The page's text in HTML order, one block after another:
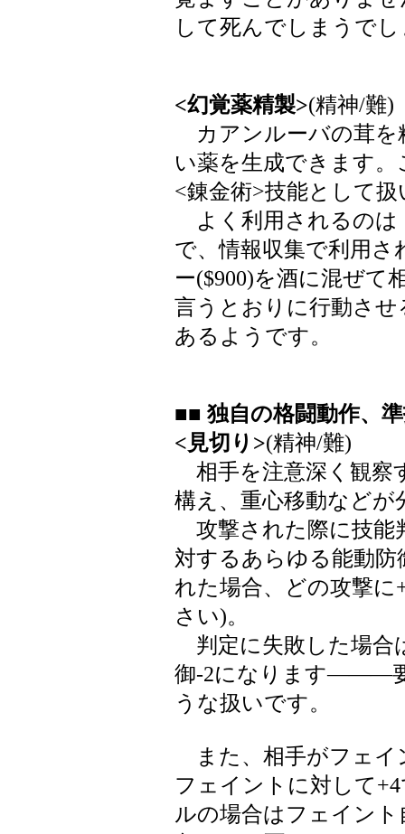
して死んでしまうで
<幻覚薬精製>(精神/難)
カアンルーバの茸を
い薬を生成できます
<錬金術>技能として
よく利用されるのは
で、情報収集で利用
ー($900)を酒に混ぜて
言うとおりに行動さ
あるようです。
■■ 独自の格闘動作、
<見切り>(精神/難)
相手を注意深く観察
構え、重心移動などが
攻撃された際に技能
対するあらゆる能動防
れた場合、どの攻撃に
さい)。
判定に失敗した場合
御-2になります―――
うな扱いです。
また、相手がフェイ
フェイントに対して
ルの場合はフェイン